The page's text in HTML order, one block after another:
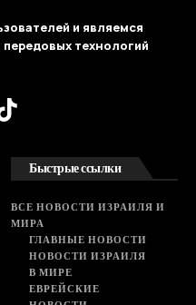
и являемся
технологий
Быстрые ссылки
ВСЕ НОВОСТИ ИЗРАИЛЯ И
МИРА
ГЛАВНЫЕ НОВОСТИ
НОВОСТИ ИЗРАИЛЯ
В МИРЕ
ЕВРЕЙСКИЕ